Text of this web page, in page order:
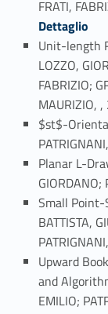
FRATI,
Dettaglio
Unit-length
LOZZO,
FABRIZIO;
MAURIZIO,
$st$-
Planar L-
Small Point-
BATTISTA,
Upward
and
EMILIO;